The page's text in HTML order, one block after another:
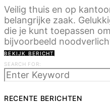
Veilig thuis en op
belangrijke zaak.
die je kunt toepassen
bijvoorbeeld
BEKIJK BERICHT
SEARCH FOR:
RECENTE BERICHTEN